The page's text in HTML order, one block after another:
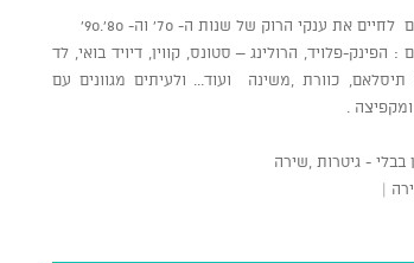
פלויד, הרולינג – סטונס, קווין, דיויד בואי, לד
כוורת ,משינה ועוד... ולעיתים מגוונים עם
.
בבלי - גיטרות ,שירה
|